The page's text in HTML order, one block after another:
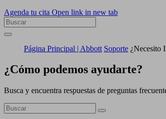
Agenda tu cita Open link in new tab
Página Principal | Abbott Soporte ¿Necesito
¿Cómo podemos ayudarte?
Busca y encuentra respuestas de preguntas